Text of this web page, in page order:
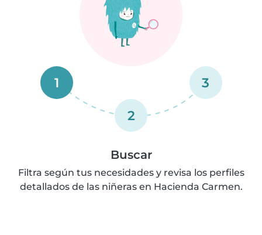
1
2
3
Buscar
Filtra según tus necesidades y revisa los perfiles
detallados de las niñeras en Hacienda Carmen.